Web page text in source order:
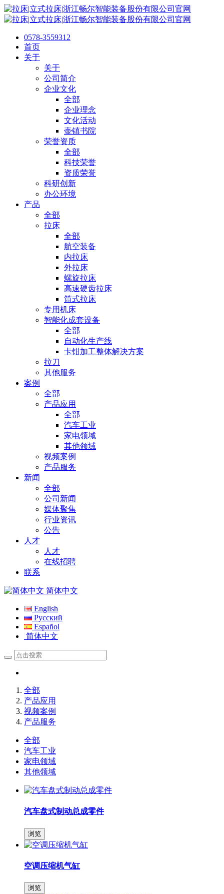
0578-3559312
首页
关于
关于
公司简介
企业文化
全部
企业理念
文化活动
壶镇书院
荣誉资质
全部
科技荣誉
资质荣誉
科研创新
办公环境
产品
全部
拉床
全部
航空装备
内拉床
外拉床
螺旋拉床
高速硬齿拉床
筒式拉床
专用机床
智能化成套设备
全部
自动化生产线
卡钳加工整体解决方案
拉刀
其他服务
案例
全部
产品应用
全部
汽车工业
家电领域
其他领域
视频案例
产品服务
新闻
全部
公司新闻
媒体聚焦
行业资讯
公告
人才
人才
在线招聘
联系
简体中文
English
Русский
Español
简体中文
全部
产品应用
视频案例
产品服务
全部
汽车工业
家电领域
其他领域
汽车盘式制动总成零件
浏览
空调压缩机气缸
浏览